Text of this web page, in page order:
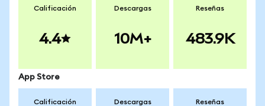
Calificación
4.4
Descargas
10M+
Reseñas
483.9K
App Store
Calificación Descargas Reseñas